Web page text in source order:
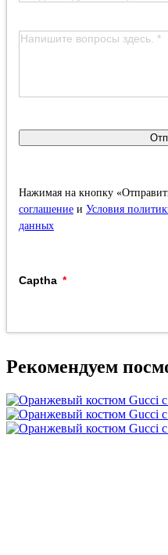
Нажимая на кнопку
соглашение и Условия
данных
Captha
Рекомендуем